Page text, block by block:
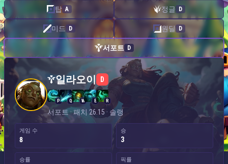
탑 A 정글 D
미드 D 원딜 D
서포트 D
일라오이 — 서포트
일라오이 D
P Q W E R
서포트 · 패치 26.15 · 솔랭
게임 수
8
승
3
승률 픽률